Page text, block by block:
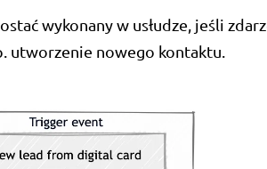
wykonany w usłudze, jeśli
utworzenie nowego kontaktu.